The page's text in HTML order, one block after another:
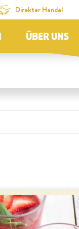
Direkter Handel
ÜBER UNS